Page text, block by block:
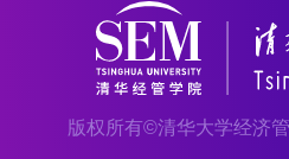
版权所有©清华大学经济